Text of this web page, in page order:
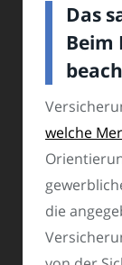
Das
Beim
welche
die